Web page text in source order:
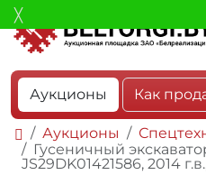
Аукционы Как
Аукционы
Гусеничный
JS29DK01421586, 2014